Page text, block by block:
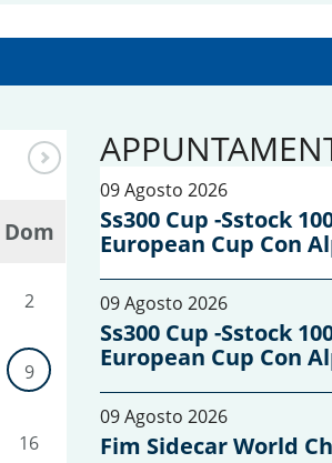
Dom
2
9
16
09 Agosto 2026
Ss300 Cup -sstock
European Cup Con
09 Agosto 2026
Ss300 Cup -sstock
European Cup Con
09 Agosto 2026
Fim Sidecar World